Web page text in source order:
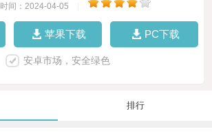
时间：2024-04-05
苹果下载 PC下载
安卓市场，安全绿色
排行